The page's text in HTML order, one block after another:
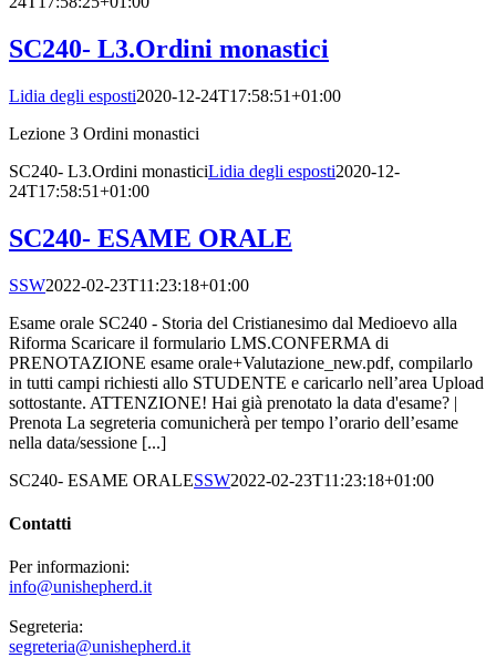
SC240- L3.Ordini monastici
Lidia degli esposti2020-12-24T17:58:51+01:00
Lezione 3 Ordini monastici
SC240- L3.Ordini monasticiLidia degli esposti2020-12-
24T17:58:51+01:00
SC240- ESAME ORALE
SSW2022-02-23T11:23:18+01:00
Esame orale SC240 - Storia del Cristianesimo dal Medioevo alla
Riforma Scaricare il formulario LMS.CONFERMA di
PRENOTAZIONE esame orale+Valutazione_new.pdf, compilarlo
in tutti campi richiesti allo STUDENTE e caricarlo nell’area Upload
sottostante. ATTENZIONE! Hai già prenotato la data d'esame? |
Prenota La segreteria comunicherà per tempo l’orario dell’esame
nella data/sessione [...]
SC240- ESAME ORALESSW2022-02-23T11:23:18+01:00
Contatti
Per informazioni:
info@unishepherd.it
Segreteria:
segreteria@unishepherd.it